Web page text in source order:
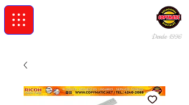
Desde 1996